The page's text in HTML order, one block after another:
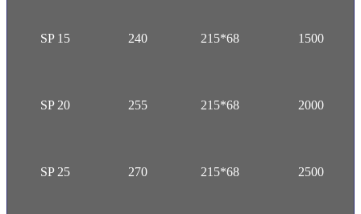
SP 15 240 215*68 1500
SP 20 255 215*68 2000
SP 25 270 215*68 2500